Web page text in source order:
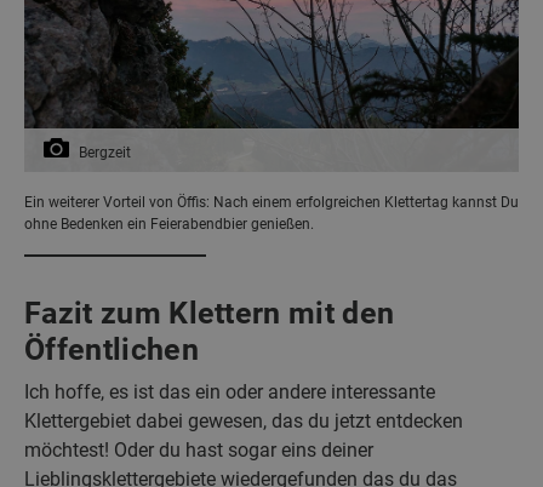
Bergzeit
Ein weiterer Vorteil von Öffis: Nach einem erfolgreichen Klettertag kannst Du
ohne Bedenken ein Feierabendbier genießen.
Fazit zum Klettern mit den
Öffentlichen
Ich hoffe, es ist das ein oder andere interessante
Klettergebiet dabei gewesen, das du jetzt entdecken
möchtest! Oder du hast sogar eins deiner
Lieblingsklettergebiete wiedergefunden das du das